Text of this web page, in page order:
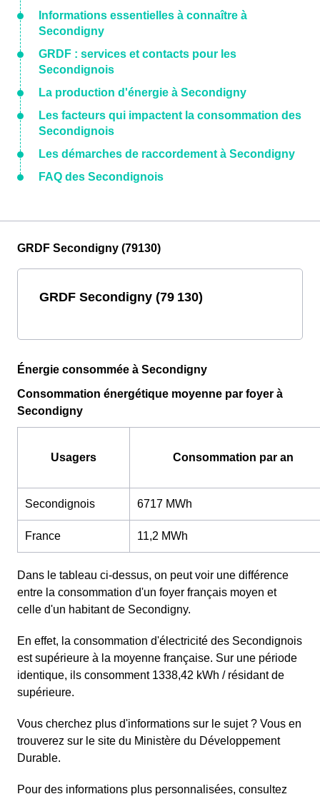
Informations essentielles à connaître à
Secondigny
GRDF : services et contacts pour les
Secondignois
La production d'énergie à Secondigny
Les facteurs qui impactent la consommation des
Secondignois
Les démarches de raccordement à Secondigny
FAQ des Secondignois
GRDF Secondigny (79130)
GRDF Secondigny (79 130)
Énergie consommée à Secondigny
Consommation énergétique moyenne par foyer à
Secondigny
Usagers Consommation par an
Secondignois 6717 MWh
France 11,2 MWh
Dans le tableau ci-dessus, on peut voir une différence
entre la consommation d'un foyer français moyen et
celle d'un habitant de Secondigny.
En effet, la consommation d'électricité des Secondignois
est supérieure à la moyenne française. Sur une période
identique, ils consomment 1338,42 kWh / résidant de
supérieure.
Vous cherchez plus d'informations sur le sujet ? Vous en
trouverez sur le site du Ministère du Développement
Durable.
Pour des informations plus personnalisées, consultez